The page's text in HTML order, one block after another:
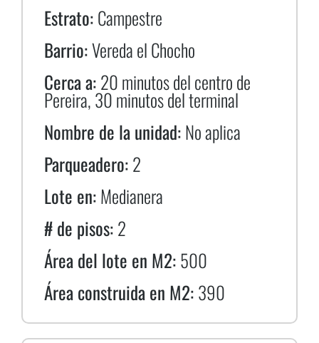
Estrato:Campestre
Barrio:Vereda el Chocho
Cerca a:20 minutos del centro de
Pereira, 30 minutos del terminal
Nombre de la unidad:No aplica
Parqueadero:2
Lote en:Medianera
# de pisos:2
Área del lote en M2:500
Área construida en M2:390